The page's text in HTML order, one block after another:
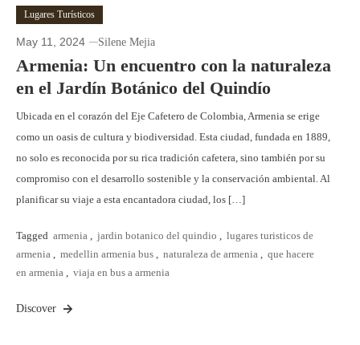
Lugares Turísticos
May 11, 2024 Silene Mejia
Armenia: Un encuentro con la naturaleza
en el Jardín Botánico del Quindío
Ubicada en el corazón del Eje Cafetero de Colombia, Armenia se erige
como un oasis de cultura y biodiversidad. Esta ciudad, fundada en 1889,
no solo es reconocida por su rica tradición cafetera, sino también por su
compromiso con el desarrollo sostenible y la conservación ambiental. Al
planificar su viaje a esta encantadora ciudad, los […]
Tagged armenia , jardin botanico del quindio , lugares turisticos de
armenia , medellin armenia bus , naturaleza de armenia , que hacere
en armenia , viaja en bus a armenia
Discover